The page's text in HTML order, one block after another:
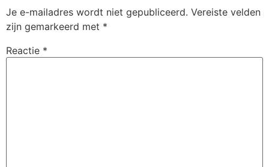
Je e-mailadres wordt niet gepubliceerd. Vereiste velden
zijn gemarkeerd met *
Reactie *